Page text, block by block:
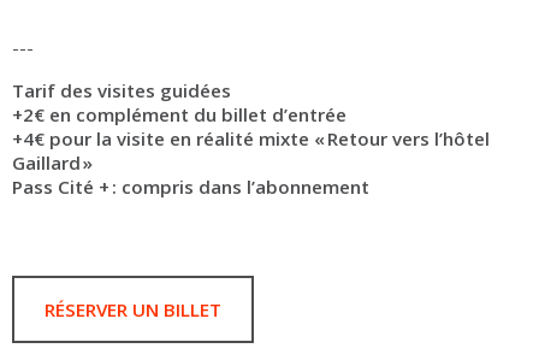
---
Tarif des visites guidées
+2€ en complément du billet d’entrée
+4€ pour la visite en réalité mixte « Retour vers l’hôtel
Gaillard »
Pass Cité + : compris dans l’abonnement
RÉSERVER UN BILLET